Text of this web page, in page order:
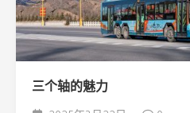
三个轴的魅力